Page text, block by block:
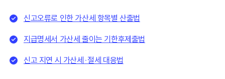
신고오류로 인한 가산세 항목별 산출법
지급명세서 가산세 줄이는 기한후제출법
신고 지연 시 가산세·절세 대응법